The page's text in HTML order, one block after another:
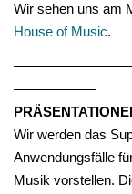
Wir sehen uns am
House of Music.
——————
Wir werden das
Anwendungsfälle
Musik vorstellen.